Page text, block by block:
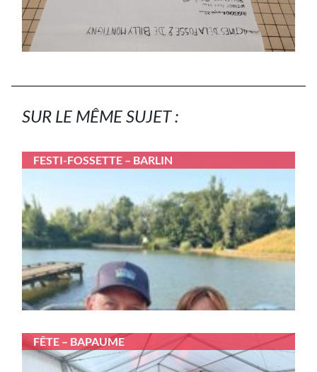
SUR LE MÊME SUJET :
FESTI-FOSSETTE – BARLIN
FÊTE – BAPAUME